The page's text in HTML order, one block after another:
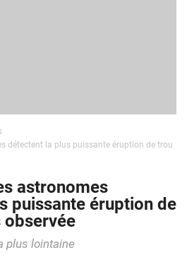
détectent la plus puissante éruption de trou
astronomes
puissante éruption de
plus lointaine